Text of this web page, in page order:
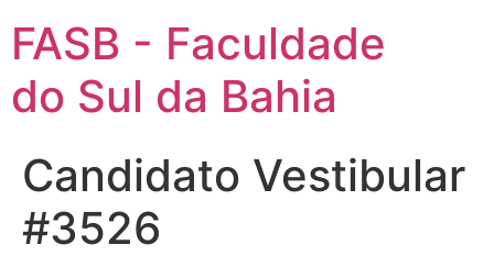
FASB - Faculdade
do Sul da Bahia
Candidato Vestibular
#3526